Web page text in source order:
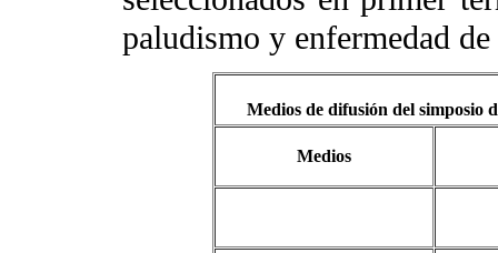
paludismo y enfermedad de
Medios de difusión del simposio
Medios